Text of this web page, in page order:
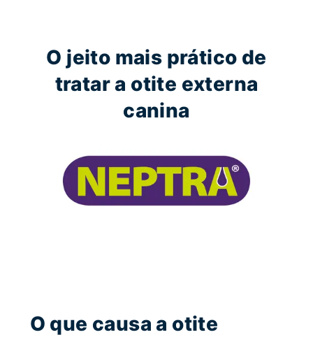
O jeito mais prático de
tratar a otite externa
canina
O que causa a otite